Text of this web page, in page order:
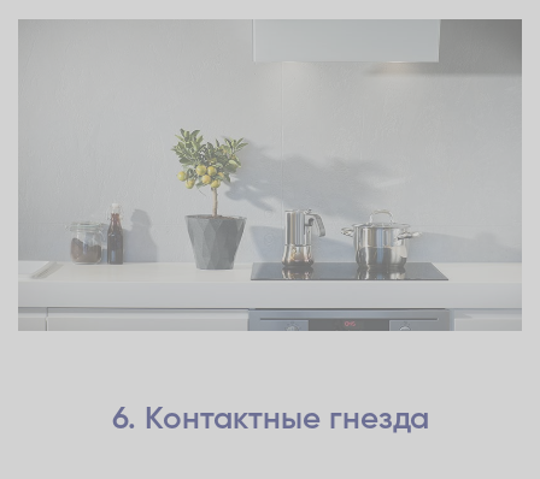
6. Контактные гнезда